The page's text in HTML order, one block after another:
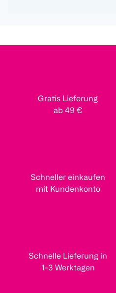
Gratis Lieferung
ab 49 €
Schneller einkaufen
mit Kundenkonto
Schnelle Lieferung in
1-3 Werktagen